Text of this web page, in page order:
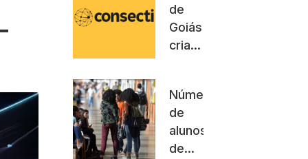
de
Goiás
cria
despertar
o
pensamento
computacional
Número
de
alunos
de